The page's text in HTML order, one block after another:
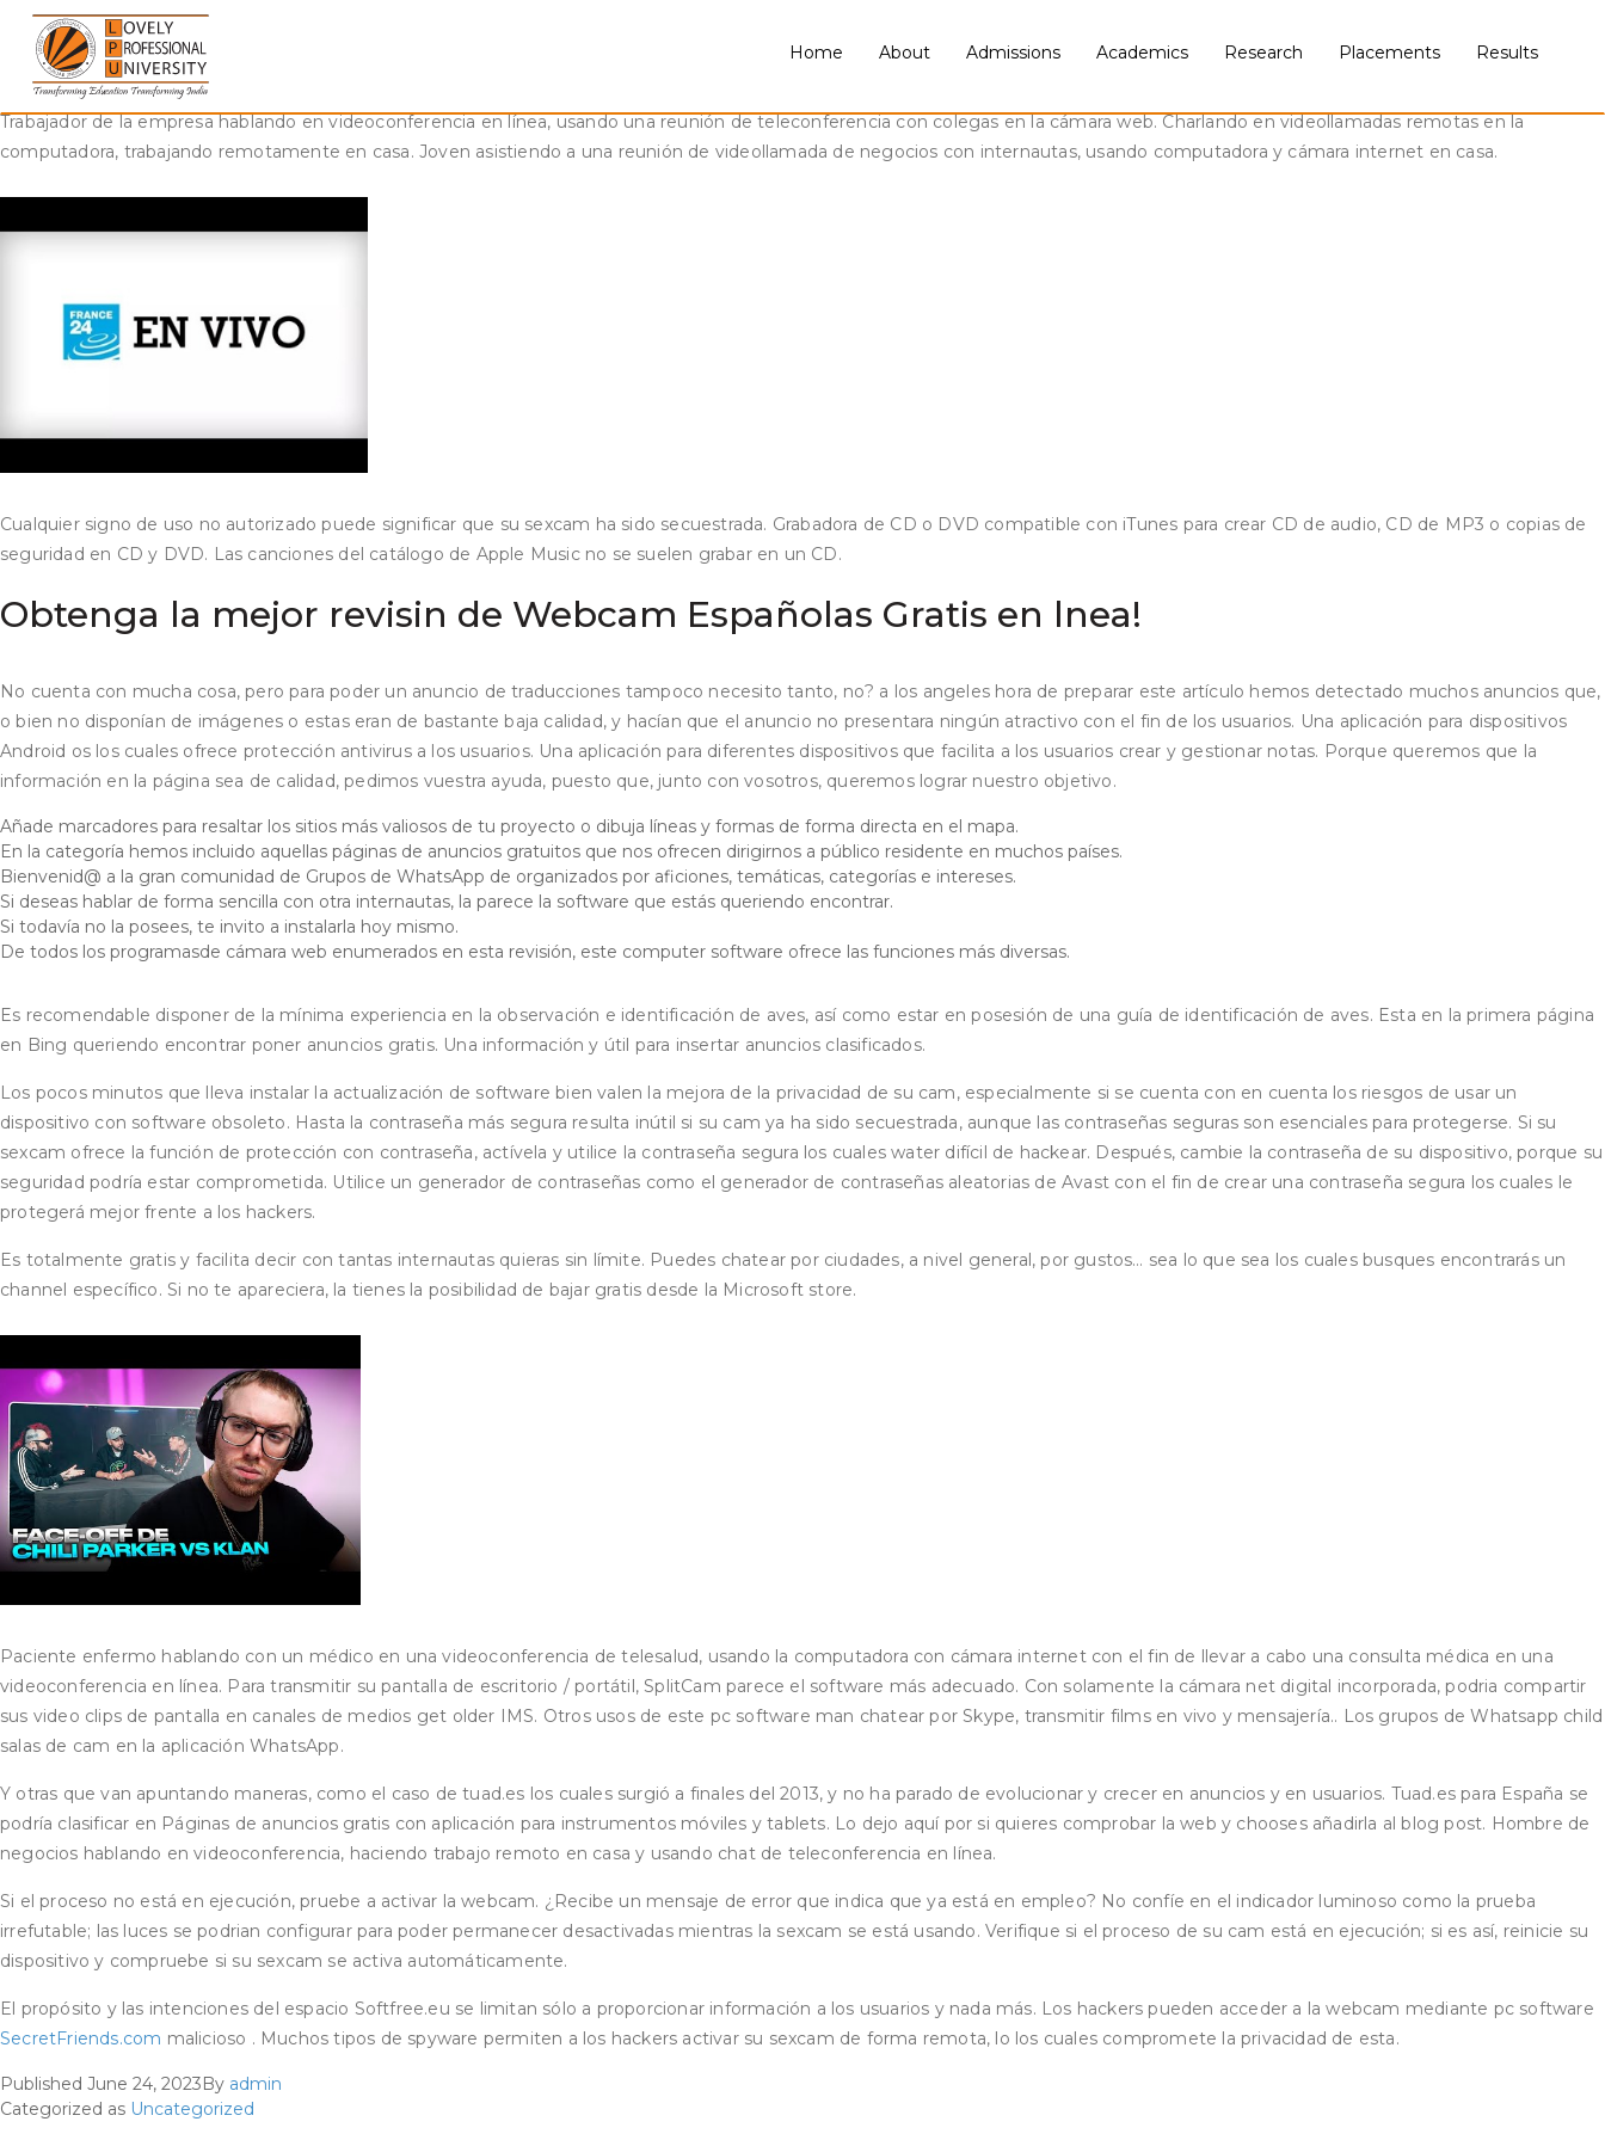
Skip
content
Home About Admissions Academics Research Placements Results
Una aplicación con el fin de varios dispositivos los cuales permite a los usuarios reproducir video clips a una muy buena calidad. ManyCam es la muy buena aplicación de la categoría
computer software con el fin de crear cámaras web virtuales, un computer software que merece a tenerlo instalado en tu ordenador. Bing planet es la versión digital más fotorrealista de
nuestro planeta.
Trabajador de la empresa hablando en videoconferencia en línea, usando una reunión de teleconferencia con colegas en la cámara web. Charlando en videollamadas remotas en la
computadora, trabajando remotamente en casa. Joven asistiendo a una reunión de videollamada de negocios con internautas, usando computadora y cámara internet en casa.
Cualquier signo de uso no autorizado puede significar que su sexcam ha sido secuestrada. Grabadora de CD o DVD compatible con iTunes para crear CD de audio, CD de MP3 o copias de
seguridad en CD y DVD. Las canciones del catálogo de Apple Music no se suelen grabar en un CD.
Obtenga la mejor revisin de Webcam Españolas Gratis en lnea!
No cuenta con mucha cosa, pero para poder un anuncio de traducciones tampoco necesito tanto, no? a los angeles hora de preparar este artículo hemos detectado muchos anuncios que,
o bien no disponían de imágenes o estas eran de bastante baja calidad, y hacían que el anuncio no presentara ningún atractivo con el fin de los usuarios. Una aplicación para dispositivos
Android os los cuales ofrece protección antivirus a los usuarios. Una aplicación para diferentes dispositivos que facilita a los usuarios crear y gestionar notas. Porque queremos que la
información en la página sea de calidad, pedimos vuestra ayuda, puesto que, junto con vosotros, queremos lograr nuestro objetivo.
Añade marcadores para resaltar los sitios más valiosos de tu proyecto o dibuja líneas y formas de forma directa en el mapa.
En la categoría hemos incluido aquellas páginas de anuncios gratuitos que nos ofrecen dirigirnos a público residente en muchos países.
Bienvenid@ a la gran comunidad de Grupos de WhatsApp de organizados por aficiones, temáticas, categorías e intereses.
Si deseas hablar de forma sencilla con otra internautas, la parece la software que estás queriendo encontrar.
Si todavía no la posees, te invito a instalarla hoy mismo.
De todos los programasde cámara web enumerados en esta revisión, este computer software ofrece las funciones más diversas.
Es recomendable disponer de la mínima experiencia en la observación e identificación de aves, así como estar en posesión de una guía de identificación de aves. Esta en la primera página
en Bing queriendo encontrar poner anuncios gratis. Una información y útil para insertar anuncios clasificados.
Los pocos minutos que lleva instalar la actualización de software bien valen la mejora de la privacidad de su cam, especialmente si se cuenta con en cuenta los riesgos de usar un
dispositivo con software obsoleto. Hasta la contraseña más segura resulta inútil si su cam ya ha sido secuestrada, aunque las contraseñas seguras son esenciales para protegerse. Si su
sexcam ofrece la función de protección con contraseña, actívela y utilice la contraseña segura los cuales water difícil de hackear. Después, cambie la contraseña de su dispositivo, porque su
seguridad podría estar comprometida. Utilice un generador de contraseñas como el generador de contraseñas aleatorias de Avast con el fin de crear una contraseña segura los cuales le
protegerá mejor frente a los hackers.
Es totalmente gratis y facilita decir con tantas internautas quieras sin límite. Puedes chatear por ciudades, a nivel general, por gustos… sea lo que sea los cuales busques encontrarás un
channel específico. Si no te apareciera, la tienes la posibilidad de bajar gratis desde la Microsoft store.
Paciente enfermo hablando con un médico en una videoconferencia de telesalud, usando la computadora con cámara internet con el fin de llevar a cabo una consulta médica en una
videoconferencia en línea. Para transmitir su pantalla de escritorio / portátil, SplitCam parece el software más adecuado. Con solamente la cámara net digital incorporada, podria compartir
sus video clips de pantalla en canales de medios get older IMS. Otros usos de este pc software man chatear por Skype, transmitir films en vivo y mensajería.. Los grupos de Whatsapp child
salas de cam en la aplicación WhatsApp.
Y otras que van apuntando maneras, como el caso de tuad.es los cuales surgió a finales del 2013, y no ha parado de evolucionar y crecer en anuncios y en usuarios. Tuad.es para España se
podría clasificar en Páginas de anuncios gratis con aplicación para instrumentos móviles y tablets. Lo dejo aquí por si quieres comprobar la web y chooses añadirla al blog post. Hombre de
negocios hablando en videoconferencia, haciendo trabajo remoto en casa y usando chat de teleconferencia en línea.
Si el proceso no está en ejecución, pruebe a activar la webcam. ¿Recibe un mensaje de error que indica que ya está en empleo? No confíe en el indicador luminoso como la prueba
irrefutable; las luces se podrian configurar para poder permanecer desactivadas mientras la sexcam se está usando. Verifique si el proceso de su cam está en ejecución; si es así, reinicie su
dispositivo y compruebe si su sexcam se activa automáticamente.
El propósito y las intenciones del espacio Softfree.eu se limitan sólo a proporcionar información a los usuarios y nada más. Los hackers pueden acceder a la webcam mediante pc software
SecretFriends.com malicioso . Muchos tipos de spyware permiten a los hackers activar su sexcam de forma remota, lo los cuales compromete la privacidad de esta.
Published June 24, 2023By admin
Categorized as Uncategorized